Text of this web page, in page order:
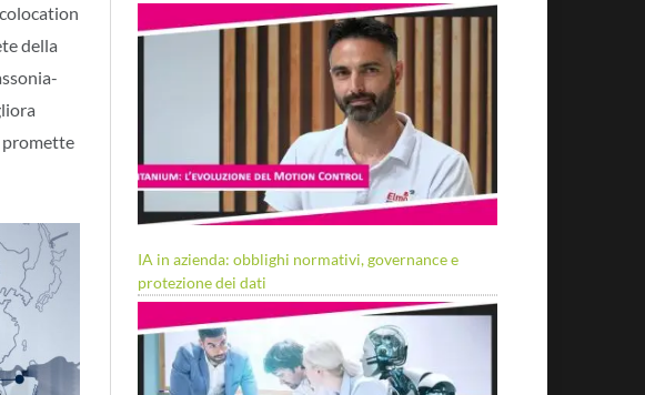
della
promette
IA in azienda: obblighi normativi, governance e
protezione dei dati